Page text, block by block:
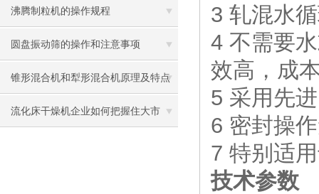
沸腾制粒机的操作规程
圆盘振动筛的操作和注意事项
锥形混合机和犁形混合机原理及特点
流化床干燥机企业如何把握住大市
3 轧混水
4 不需要
效高，成
5 采用先
6 密封操
7 特别适
技术参数